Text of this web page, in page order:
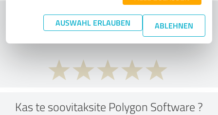
AUSWAHL ERLAUBEN ABLEHNEN
What do you think of the price to
performance ratio?
Kas te soovitaksite Polygon Software ?